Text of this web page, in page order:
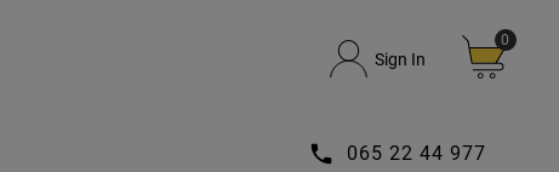
Sign In
0
 065 22 44 977